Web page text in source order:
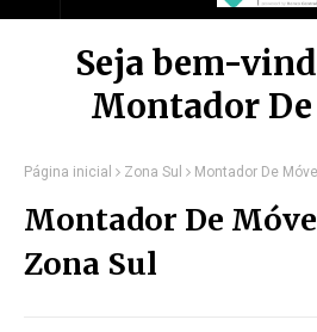
Seja bem-
Montador
Página inicial Zona Sul Montador De
Montador De
Zona Sul